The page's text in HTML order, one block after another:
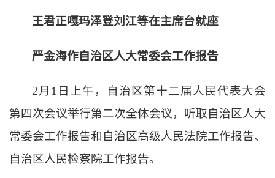
王君正嘎玛泽登刘江等在主席台就座
严金海作自治区人大常委会工作报告
2月 1 日上午，自治区第十二届人民代表大会
第四次会议举行第二次全体会议，听取自治区人大
常委会工作报告和自治区高级人民法院工作报告、
自治区人民检察院工作报告。